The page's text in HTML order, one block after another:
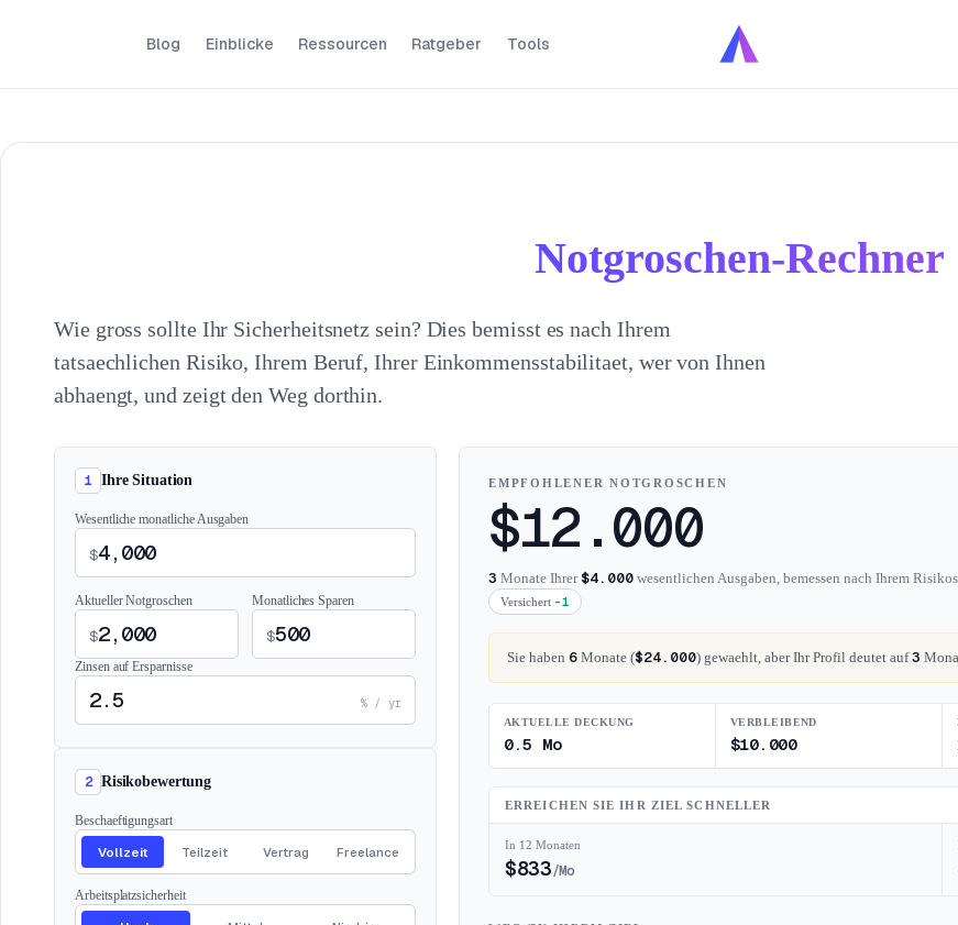
Blog Einblicke Ressourcen Ratgeber Tools
Notgroschen-Rechner
Wie gross sollte Ihr Sicherheitsnetz sein? Dies bemisst es nach Ihrem
tatsaechlichen Risiko, Ihrem Beruf, Ihrer Einkommensstabilitaet, wer von Ihnen
abhaengt, und zeigt den Weg dorthin.
1 Ihre Situation
Wesentliche monatliche Ausgaben
$
Aktueller Notgroschen
$
Monatliches Sparen
$
Zinsen auf Ersparnisse
% / yr
2 Risikobewertung
Beschaeftigungsart
Vollzeit Teilzeit Vertrag Freelance
Arbeitsplatzsicherheit
EMPFOHLENER NOTGROSCHEN
$12.000
3 Monate Ihrer$4.000 wesentlichen Ausgaben, bemessen nach Ihrem
Versichert -1
Sie haben 6 Monate ($24.000) gewaehlt, aber Ihr Profil deutet auf3
AKTUELLE DECKUNG
0.5 Mo
VERBLEIBEND
$10.000
ERREICHEN SIE IHR ZIEL SCHNELLER
In 12 Monaten
$833/Mo